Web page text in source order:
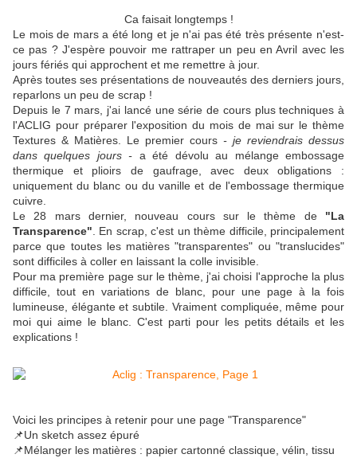
Ca faisait longtemps !
Le mois de mars a été long et je n'ai pas été très présente n'est-
ce pas ? J'espère pouvoir me rattraper un peu en Avril avec les
jours fériés qui approchent et me remettre à jour.
Après toutes ses présentations de nouveautés des derniers jours,
reparlons un peu de scrap !
Depuis le 7 mars, j'ai lancé une série de cours plus techniques à
l'ACLIG pour préparer l'exposition du mois de mai sur le thème
Textures & Matières. Le premier cours - je reviendrais dessus
dans quelques jours - a été dévolu au mélange embossage
thermique et plioirs de gaufrage, avec deux obligations :
uniquement du blanc ou du vanille et de l'embossage thermique
cuivre.
Le 28 mars dernier, nouveau cours sur le thème de "La
Transparence" . En scrap, c'est un thème difficile, principalement
parce que toutes les matières "transparentes" ou "translucides"
sont difficiles à coller en laissant la colle invisible.
Pour ma première page sur le thème, j'ai choisi l'approche la plus
difficile, tout en variations de blanc, pour une page à la fois
lumineuse, élégante et subtile. Vraiment compliquée, même pour
moi qui aime le blanc. C'est parti pour les petits détails et les
explications !
Voici les principes à retenir pour une page "Transparence"
📌Un sketch assez épuré
📌Mélanger les matières : papier cartonné classique, vélin, tissu